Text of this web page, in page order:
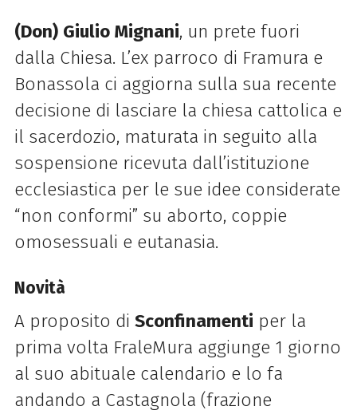
(Don) Giulio Mignani, un prete fuori
dalla Chiesa. L’ex parroco di Framura e
Bonassola ci aggiorna sulla sua recente
decisione di lasciare la chiesa cattolica e
il sacerdozio, maturata in seguito alla
sospensione ricevuta dall’istituzione
ecclesiastica per le sue idee considerate
“non conformi” su aborto, coppie
omosessuali e eutanasia.
Novità
A proposito di Sconfinamenti per la
prima volta FraleMura aggiunge 1 giorno
al suo abituale calendario e lo fa
andando a Castagnola (frazione